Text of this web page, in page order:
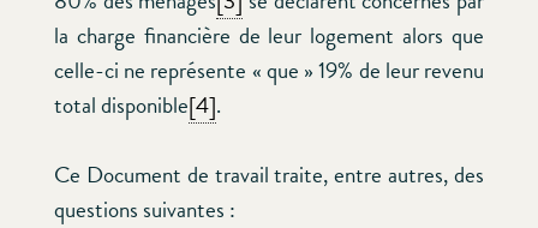
la charge financière de leur logement alors que
celle-ci ne représente « que » 19% de leur revenu
total disponible[4].
Ce Document de travail traite, entre autres, des
questions suivantes :